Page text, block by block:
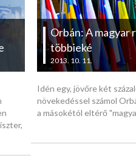
Orbán: A magyar
többieké
2013. 10. 11.
Idén egy, jövőre két
növekedéssel számol
a másokétól eltérő